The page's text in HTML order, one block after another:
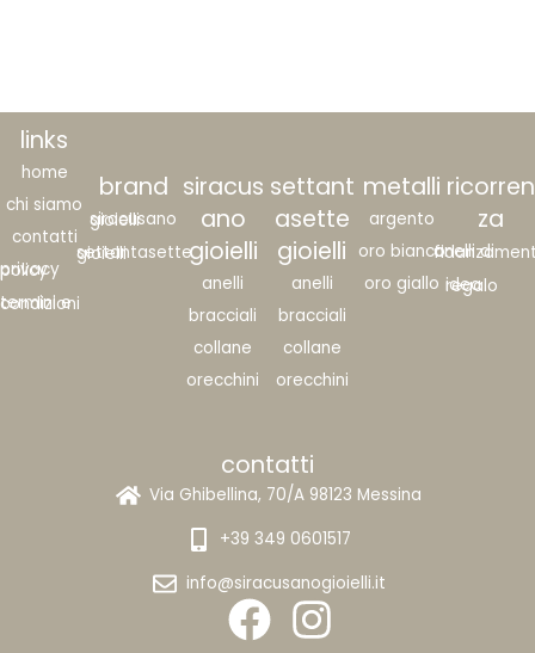
links
home
chi siamo
contatti
privacy policy
termini e condizioni
brand
siracusano gioielli
settantasette gioielli
siracus
ano
gioielli
anelli
bracciali
collane
orecchini
settant
asette
gioielli
anelli
bracciali
collane
orecchini
metalli
argento
oro bianco
oro giallo
ricorren
za
anelli di
idea regalo
contatti
Via Ghibellina, 70/A 98123 Messina
+39 349 0601517
info@siracusanogioielli.it